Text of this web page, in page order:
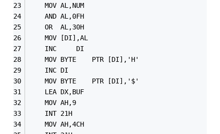
	MOV	AL,NUM
	AND	AL,0FH
	OR	AL,30H
	MOV	[DI],AL
	INC 	DI
	MOV	BYTE	PTR [DI],'H'
	INC	DI
	MOV	BYTE	PTR [DI],'$'
	LEA	DX,BUF
	MOV	AH,9
	INT	21H
	MOV	AH,4CH